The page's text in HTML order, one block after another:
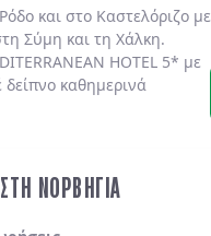
Ρόδο και στο Καστελόριζο με
Σύμη και τη Χάλκη.
HOTEL 5* με
καθημερινά
ΝΟΡΒΗΓΙΑ